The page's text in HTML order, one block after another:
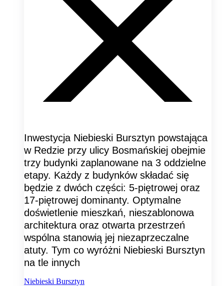
Inwestycja Niebieski Bursztyn powstająca
w Redzie przy ulicy Bosmańskiej obejmie
trzy budynki zaplanowane na 3 oddzielne
etapy. Każdy z budynków składać się
będzie z dwóch części: 5-piętrowej oraz
17-piętrowej dominanty. Optymalne
doświetlenie mieszkań, nieszablonowa
architektura oraz otwarta przestrzeń
wspólna stanowią jej niezaprzeczalne
atuty. Tym co wyróżni Niebieski Bursztyn
na tle innych
Niebieski Bursztyn